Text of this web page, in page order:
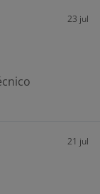
23 jul
21 jul